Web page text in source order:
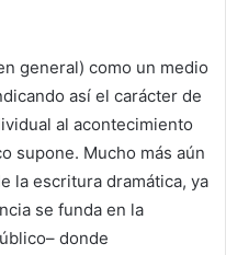
general) como un medio
así el carácter de
al acontecimiento
supone. Mucho más aún
la escritura dramática, ya
se funda en la
donde